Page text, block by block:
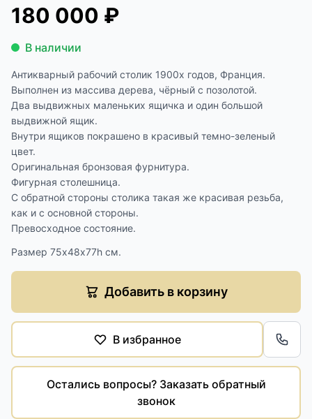
180 000 ₽
В наличии
Антикварный рабочий столик 1900х годов, Франция.
Выполнен из массива дерева, чёрный с позолотой.
Два выдвижных маленьких ящичка и один большой
выдвижной ящик.
Внутри ящиков покрашено в красивый темно-зеленый
цвет.
Оригинальная бронзовая фурнитура.
Фигурная столешница.
С обратной стороны столика такая же красивая резьба,
как и с основной стороны.
Превосходное состояние.
Размер 75х48х77h см.
Добавить в корзину
В избранное
Остались вопросы? Заказать обратный
звонок